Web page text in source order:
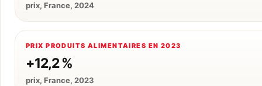
prix, France, 2024
PRIX PRODUITS ALIMENTAIRES EN 2023
+12,2 %
prix, France, 2023